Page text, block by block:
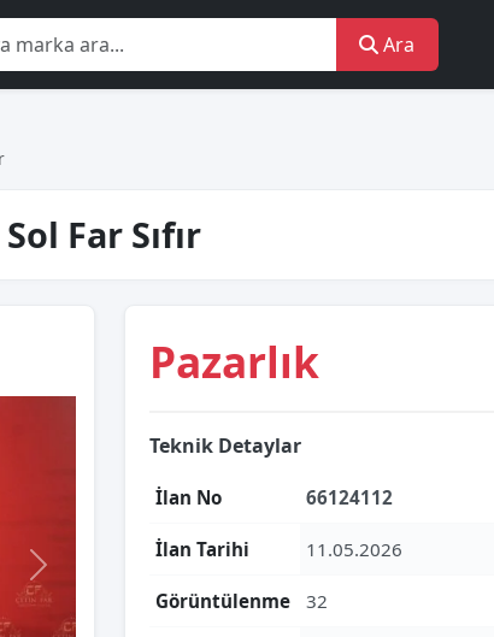
Ara
Far Sıfır
Pazarlık
Teknik Detaylar
İlan No 66124112
İlan Tarihi 11.05.2026
Görüntülenme 32